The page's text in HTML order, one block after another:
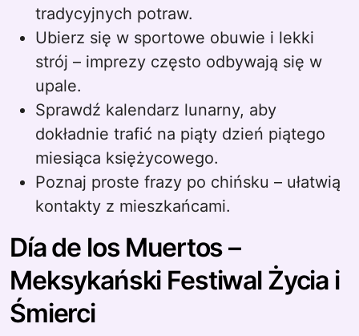
tradycyjnych potraw.
Ubierz się w sportowe obuwie i lekki
strój – imprezy często odbywają się w
upale.
Sprawdź kalendarz lunarny, aby
dokładnie trafić na piąty dzień piątego
miesiąca księżycowego.
Poznaj proste frazy po chińsku – ułatwią
kontakty z mieszkańcami.
Día de los Muertos –
Meksykański Festiwal Życia i
Śmierci